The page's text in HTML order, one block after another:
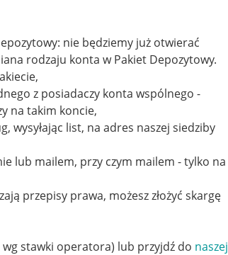
nie będziemy już otwierać
rodzaju konta w Pakiet Depozytowy.
z posiadaczy konta wspólnego -
na takim koncie,
wysyłając list, na adres naszej siedziby
lub mailem, przy czym mailem - tylko na
przepisy prawa, możesz złożyć skargę
stawki operatora) lub przyjdź do naszej